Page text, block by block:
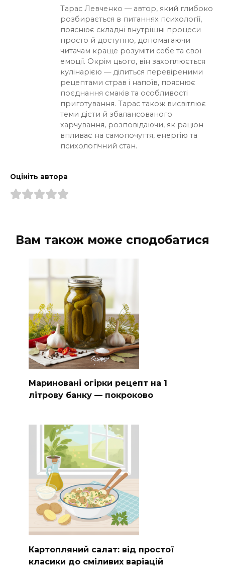
Тарас Левченко — автор, який глибоко
розбирається в питаннях психології,
пояснює складні внутрішні процеси
просто й доступно, допомагаючи
читачам краще розуміти себе та свої
емоції. Окрім цього, він захоплюється
кулінарією — ділиться перевіреними
рецептами страв і напоїв, пояснює
поєднання смаків та особливості
приготування. Тарас також висвітлює
теми дієти й збалансованого
харчування, розповідаючи, як раціон
впливає на самопочуття, енергію та
психологічний стан.
Оцініть автора
Вам також може сподобатися
Мариновані огірки рецепт на 1
літрову банку — покроково
Картопляний салат: від простої
класики до сміливих варіацій